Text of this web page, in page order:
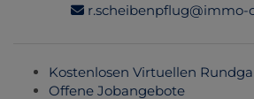
r.scheibenpflug@immo-
Kostenlosen Virtuellen
Offene Jobangebote